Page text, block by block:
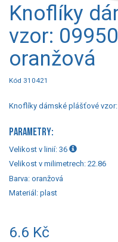
Knoflíky
vzor:
oranžová
Kód 310421
Knoflíky dámské plášťové vzor:
PARAMETRY:
Velikost v linií: 36
Velikost v milimetrech: 22.86
Barva: oranžová
Materiál: plast
6.6 Kč